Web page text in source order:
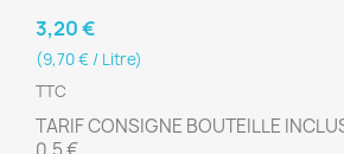
3,20 €
(9,70 € / Litre)
TTC
TARIF CONSIGNE BOUTEILLE